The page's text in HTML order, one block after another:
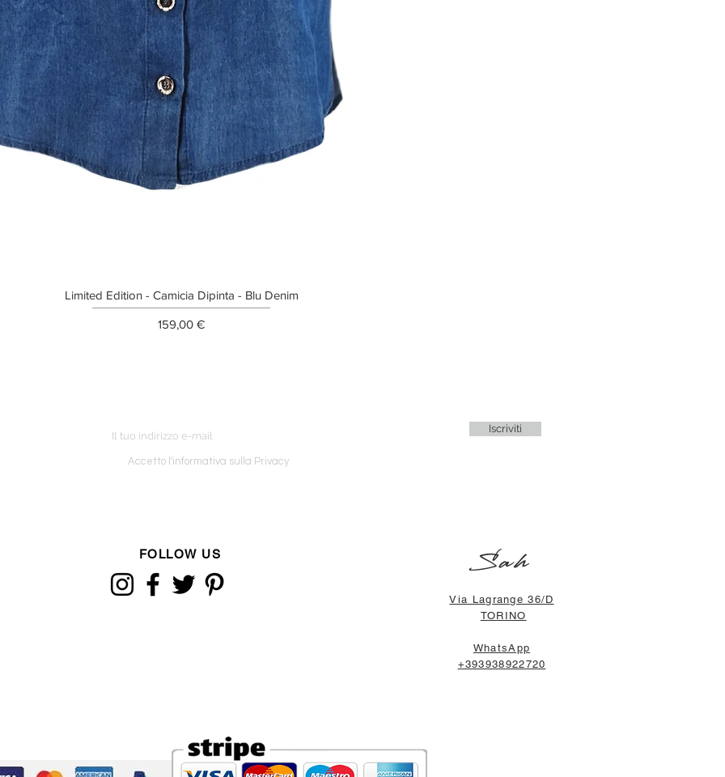
Limited Edition - Camicia Dipinta - Blu Denim
Prezzo
159,00 €
Iscriviti
Accetto l'informativa sulla Privacy
FOLLOW US Sah
Via Lagrange 36/D
TORINO
WhatsApp
+393938922720